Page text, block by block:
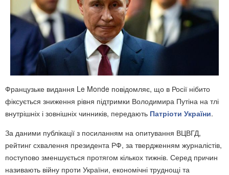
Французьке видання Le Monde повідомляє, що в Росії нібито
фіксується зниження рівня підтримки Володимира Путіна на тлі
внутрішніх і зовнішніх чинників, передають Патріоти України.
За даними публікації з посиланням на опитування ВЦВГД,
рейтинг схвалення президента РФ, за твердженням журналістів,
поступово зменшується протягом кількох тижнів. Серед причин
називають війну проти України, економічні труднощі та